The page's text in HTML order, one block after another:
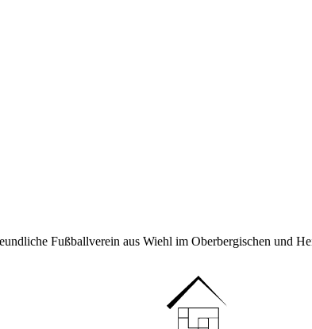
Fußballverein aus Wiehl im Oberbergischen und